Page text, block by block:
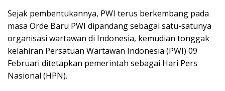
Sejak pembentukannya, PWI terus berkembang pada
masa Orde Baru PWI dipandang sebagai satu-satunya
organisasi wartawan di Indonesia, kemudian tonggak
kelahiran Persatuan Wartawan Indonesia (PWI) 09
Februari ditetapkan pemerintah sebagai Hari Pers
Nasional (HPN).